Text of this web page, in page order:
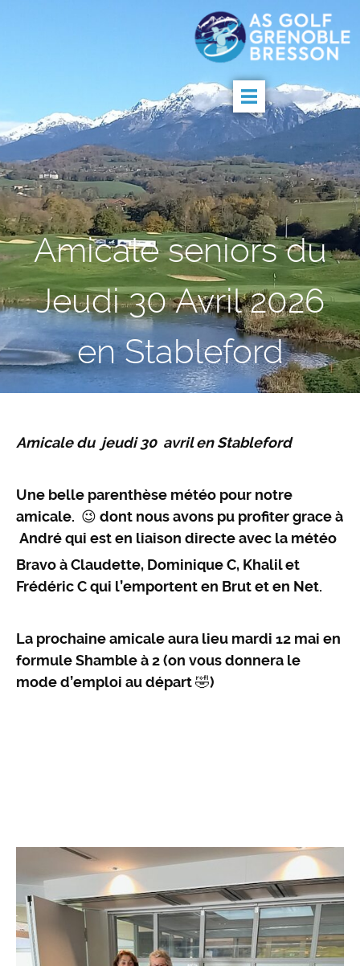
Amicale seniors du
Jeudi 30 Avril 2026
en Stableford
Amicale du jeudi 30 avril en Stableford
Une belle parenthèse météo pour notre
amicale. 😉 dont nous avons pu profiter grace à
André qui est en liaison directe avec la météo
Bravo à Claudette, Dominique C, Khalil et
Frédéric C qui l’emportent en Brut et en Net.
La prochaine amicale aura lieu mardi 12 mai en
formule Shamble à 2 (on vous donnera le
mode d’emploi au départ🤣)